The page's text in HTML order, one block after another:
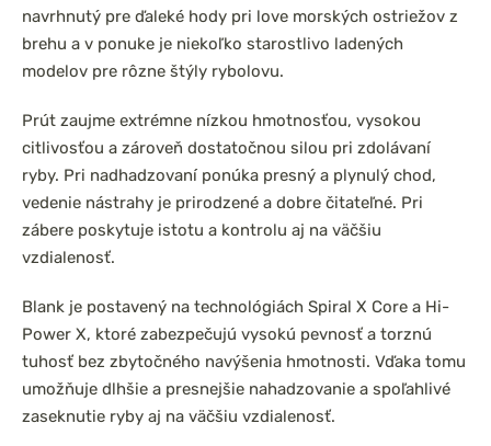
navrhnutý pre ďaleké hody pri love morských ostriežov z
brehu a v ponuke je niekoľko starostlivo ladených
modelov pre rôzne štýly rybolovu.
Prút zaujme extrémne nízkou hmotnosťou, vysokou
citlivosťou a zároveň dostatočnou silou pri zdolávaní
ryby. Pri nadhadzovaní ponúka presný a plynulý chod,
vedenie nástrahy je prirodzené a dobre čitateľné. Pri
zábere poskytuje istotu a kontrolu aj na väčšiu
vzdialenosť.
Blank je postavený na technológiách Spiral X Core a Hi-
Power X, ktoré zabezpečujú vysokú pevnosť a torznú
tuhosť bez zbytočného navýšenia hmotnosti. Vďaka tomu
umožňuje dlhšie a presnejšie nahadzovanie a spoľahlivé
zaseknutie ryby aj na väčšiu vzdialenosť.